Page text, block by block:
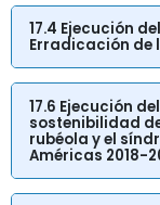
17.4 Ejecución
Erradicación de
17.6 Ejecución
sostenibilidad
rubéola y el
Américas 2018-